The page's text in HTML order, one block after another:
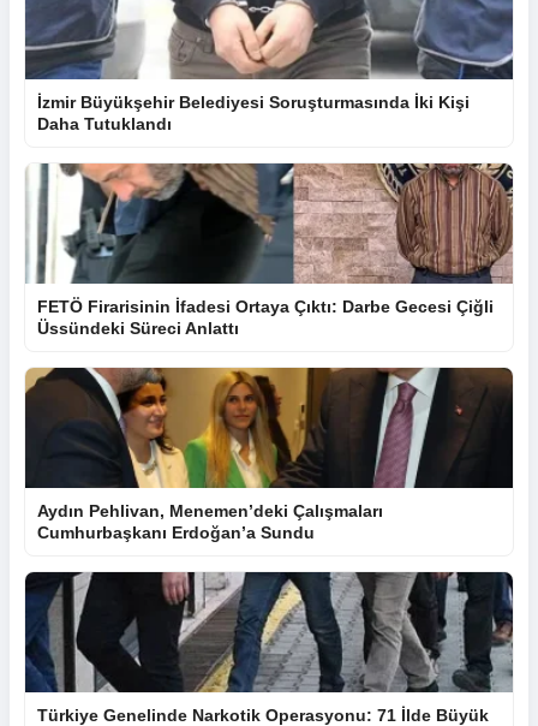
İzmir Büyükşehir Belediyesi Soruşturmasında İki Kişi
Daha Tutuklandı
FETÖ Firarisinin İfadesi Ortaya Çıktı: Darbe Gecesi Çiğli
Üssündeki Süreci Anlattı
Aydın Pehlivan, Menemen’deki Çalışmaları
Cumhurbaşkanı Erdoğan’a Sundu
Türkiye Genelinde Narkotik Operasyonu: 71 İlde Büyük